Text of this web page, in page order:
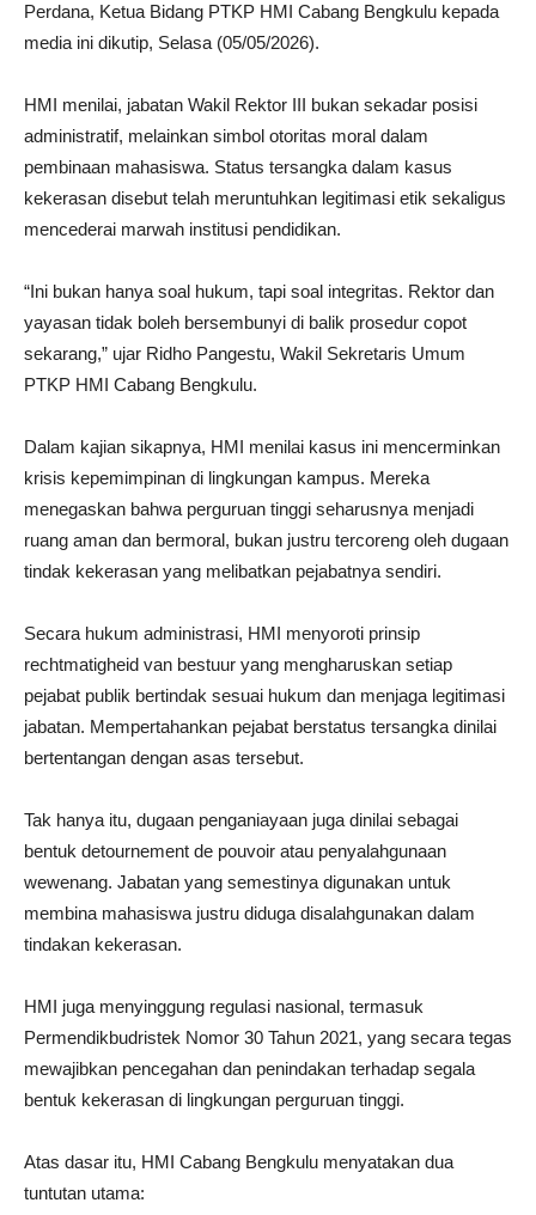
Perdana, Ketua Bidang PTKP HMI Cabang Bengkulu kepada
media ini dikutip, Selasa (05/05/2026).
HMI menilai, jabatan Wakil Rektor III bukan sekadar posisi
administratif, melainkan simbol otoritas moral dalam
pembinaan mahasiswa. Status tersangka dalam kasus
kekerasan disebut telah meruntuhkan legitimasi etik sekaligus
mencederai marwah institusi pendidikan.
“Ini bukan hanya soal hukum, tapi soal integritas. Rektor dan
yayasan tidak boleh bersembunyi di balik prosedur copot
sekarang,” ujar Ridho Pangestu, Wakil Sekretaris Umum
PTKP HMI Cabang Bengkulu.
Dalam kajian sikapnya, HMI menilai kasus ini mencerminkan
krisis kepemimpinan di lingkungan kampus. Mereka
menegaskan bahwa perguruan tinggi seharusnya menjadi
ruang aman dan bermoral, bukan justru tercoreng oleh dugaan
tindak kekerasan yang melibatkan pejabatnya sendiri.
Secara hukum administrasi, HMI menyoroti prinsip
rechtmatigheid van bestuur yang mengharuskan setiap
pejabat publik bertindak sesuai hukum dan menjaga legitimasi
jabatan. Mempertahankan pejabat berstatus tersangka dinilai
bertentangan dengan asas tersebut.
Tak hanya itu, dugaan penganiayaan juga dinilai sebagai
bentuk detournement de pouvoir atau penyalahgunaan
wewenang. Jabatan yang semestinya digunakan untuk
membina mahasiswa justru diduga disalahgunakan dalam
tindakan kekerasan.
HMI juga menyinggung regulasi nasional, termasuk
Permendikbudristek Nomor 30 Tahun 2021, yang secara tegas
mewajibkan pencegahan dan penindakan terhadap segala
bentuk kekerasan di lingkungan perguruan tinggi.
Atas dasar itu, HMI Cabang Bengkulu menyatakan dua
tuntutan utama: